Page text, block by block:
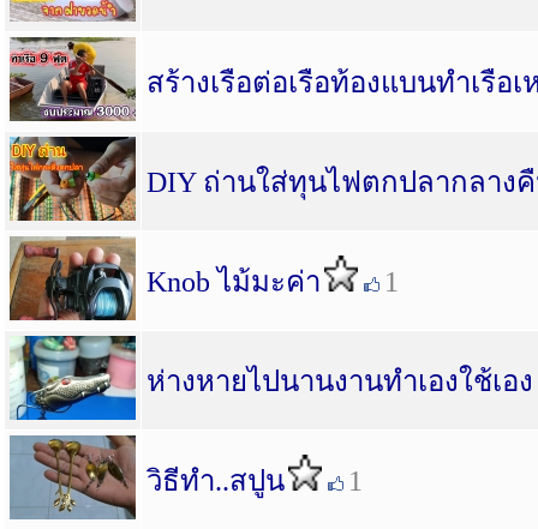
สร้างเรือต่อเรือท้องแบนทำเรือเ
DIY ถ่านใส่ทุนไฟตกปลากลาง
Knob ไม้มะค่า 1
ห่างหายไปนานงานทำเองใช้เอ
วิธีทำ..สปูน 1